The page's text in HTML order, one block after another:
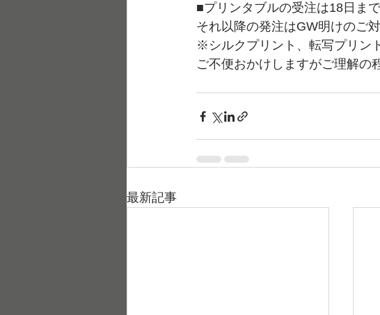
■プリンタブルの受注は18日ま
それ以降の発注はGW明けのご
※シルクプリント、転写プリン
ご不便おかけしますがご理解の
最新記事